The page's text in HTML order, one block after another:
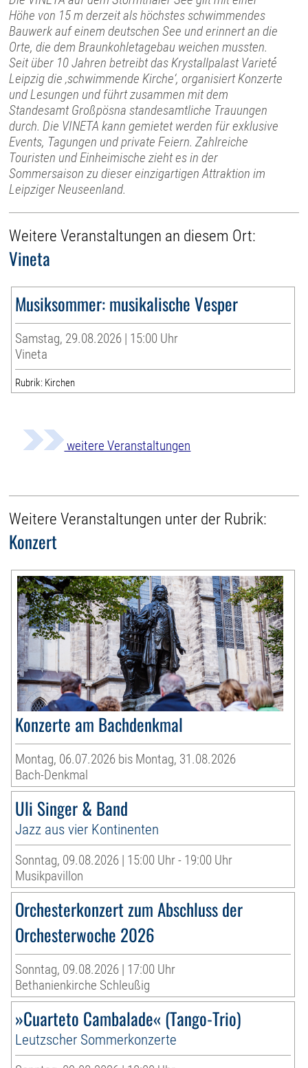
Höhe von 15 m derzeit als höchstes schwimmendes
Bauwerk auf einem deutschen See und erinnert an die
Orte, die dem Braunkohletagebau weichen mussten.
Seit über 10 Jahren betreibt das Krystallpalast Varieté
Leipzig die ‚schwimmende Kirche‘, organisiert Konzerte
und Lesungen und führt zusammen mit dem
Standesamt Großpösna standesamtliche Trauungen
durch. Die VINETA kann gemietet werden für exklusive
Events, Tagungen und private Feiern. Zahlreiche
Touristen und Einheimische zieht es in der
Sommersaison zu dieser einzigartigen Attraktion im
Leipziger Neuseenland.
Weitere Veranstaltungen an diesem Ort:
Vineta
Musiksommer: musikalische Vesper
Samstag, 29.08.2026 | 15:00 Uhr
Vineta
Rubrik: Kirchen
weitere Veranstaltungen
Weitere Veranstaltungen unter der Rubrik:
Konzert
Konzerte am Bachdenkmal
Montag, 06.07.2026 bis Montag, 31.08.2026
Bach-Denkmal
Uli Singer & Band
Jazz aus vier Kontinenten
Sonntag, 09.08.2026 | 15:00 Uhr - 19:00 Uhr
Musikpavillon
Orchesterkonzert zum Abschluss der
Orchesterwoche 2026
Sonntag, 09.08.2026 | 17:00 Uhr
Bethanienkirche Schleußig
»Cuarteto Cambalade« (Tango-Trio)
Leutzscher Sommerkonzerte